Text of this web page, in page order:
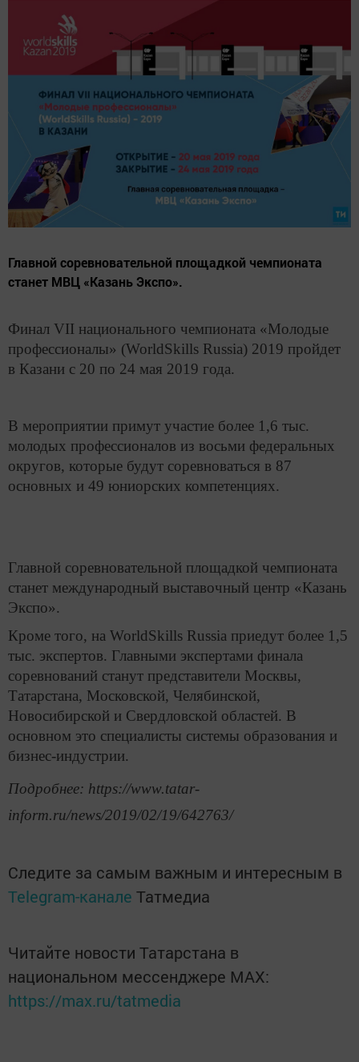
Главной соревновательной площадкой чемпионата
станет МВЦ «Казань Экспо».
Финал VII национального чемпионата «Молодые
профессионалы» (WorldSkills Russia) 2019 пройдет
в Казани с 20 по 24 мая 2019 года.
В мероприятии примут участие более 1,6 тыс.
молодых профессионалов из восьми федеральных
округов, которые будут соревноваться в 87
основных и 49 юниорских компетенциях.
Главной соревновательной площадкой чемпионата
станет международный выставочный центр «Казань
Экспо».
Кроме того, на WorldSkills Russia приедут более 1,5
тыс. экспертов. Главными экспертами финала
соревнований станут представители Москвы,
Татарстана, Московской, Челябинской,
Новосибирской и Свердловской областей. В
основном это специалисты системы образования и
бизнес-индустрии.
Подробнее: https://www.tatar-
inform.ru/news/2019/02/19/642763/
Следите за самым важным и интересным в
Telegram-канале Татмедиа
Читайте новости Татарстана в
национальном мессенджере MАХ:
https://max.ru/tatmedia